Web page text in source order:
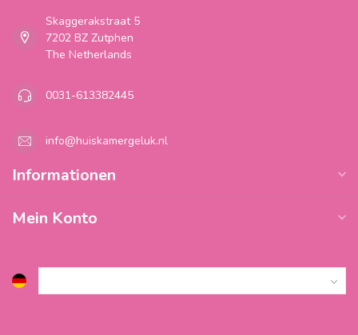
Skaggerakstraat 5
7202 BZ Zutphen
The Netherlands
0031-613382445
info@huiskamergeluk.nl
Informationen
Mein Konto